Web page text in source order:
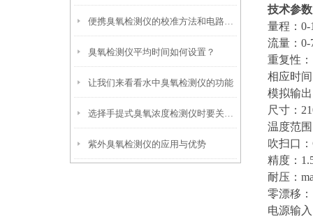
便携臭氧检测仪的校准方法和电路原理介绍
臭氧检测仪平均时间如何设置？
让我们来看看水中臭氧检测仪的功能
选择手提式臭氧浓度检测仪时要关注哪些特性？
紫外臭氧检测仪的应用与优势
技术参数
量程： 0-
流量： 0-
重复性：
相应时
模拟输
尺寸：
温度范
吹扫口：
精度：
耐压：
零漂移：
电源输